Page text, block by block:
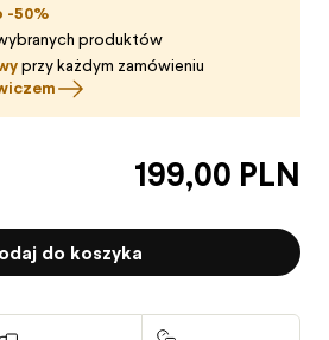
-50%
produktów
przy każdym zamówieniu
199,00 PLN
do koszyka